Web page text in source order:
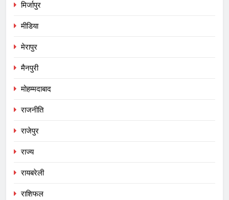
मिर्जापुर
मीडिया
मेरापुर
मैनपुरी
मोहम्मदाबाद
राजनीति
राजेपुर
राज्य
रायबरेली
राशिफल